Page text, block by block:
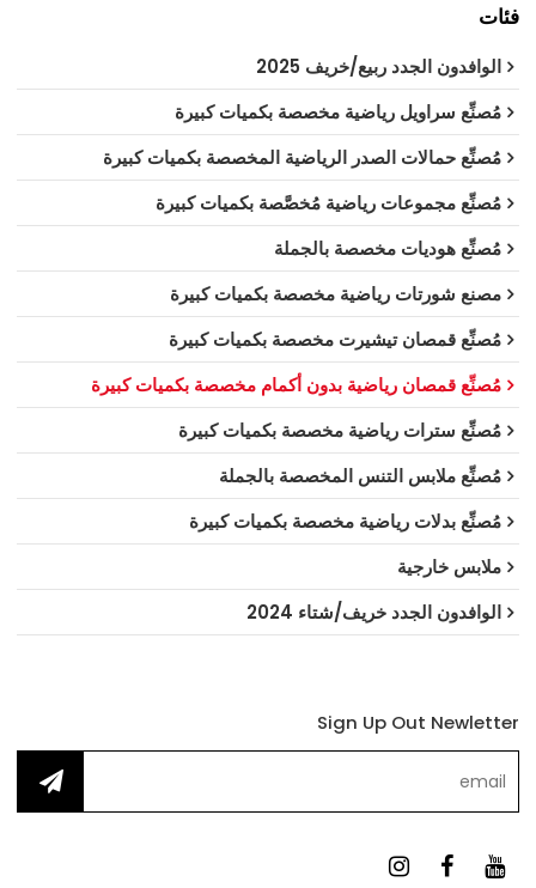
فئات
الوافدون الجدد ربيع/خريف 2025
مُصنِّع سراويل رياضية مخصصة بكميات كبيرة
مُصنِّع حمالات الصدر الرياضية المخصصة بكميات كبيرة
مُصنِّع مجموعات رياضية مُخصَّصة بكميات كبيرة
مُصنِّع هوديات مخصصة بالجملة
مصنع شورتات رياضية مخصصة بكميات كبيرة
مُصنِّع قمصان تيشيرت مخصصة بكميات كبيرة
مُصنِّع قمصان رياضية بدون أكمام مخصصة بكميات كبيرة
مُصنِّع سترات رياضية مخصصة بكميات كبيرة
مُصنِّع ملابس التنس المخصصة بالجملة
مُصنِّع بدلات رياضية مخصصة بكميات كبيرة
ملابس خارجية
الوافدون الجدد خريف/شتاء 2024
Sign Up Out Newletter